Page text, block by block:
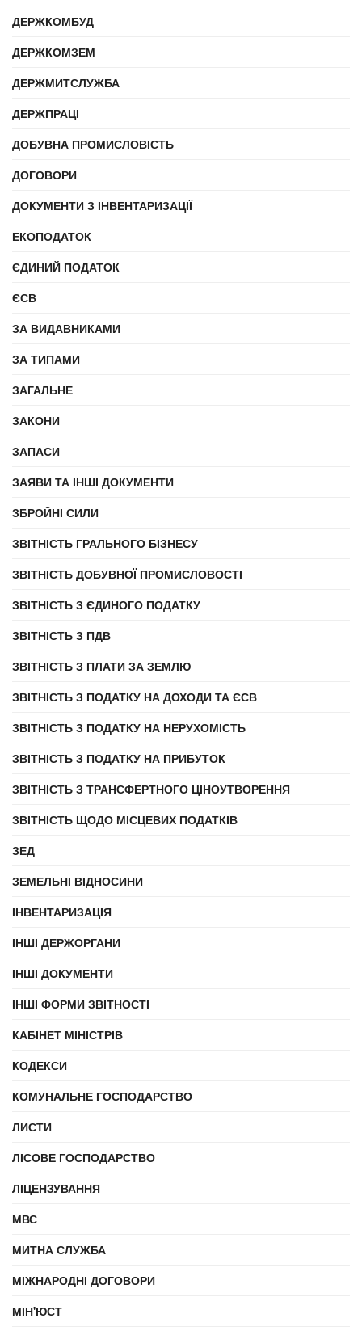
ДЕРЖКОМБУД
ДЕРЖКОМЗЕМ
ДЕРЖМИТСЛУЖБА
ДЕРЖПРАЦІ
ДОБУВНА ПРОМИСЛОВІСТЬ
ДОГОВОРИ
ДОКУМЕНТИ З ІНВЕНТАРИЗАЦІЇ
ЕКОПОДАТОК
ЄДИНИЙ ПОДАТОК
ЄСВ
ЗА ВИДАВНИКАМИ
ЗА ТИПАМИ
ЗАГАЛЬНЕ
ЗАКОНИ
ЗАПАСИ
ЗАЯВИ ТА ІНШІ ДОКУМЕНТИ
ЗБРОЙНІ СИЛИ
ЗВІТНІСТЬ ГРАЛЬНОГО БІЗНЕСУ
ЗВІТНІСТЬ ДОБУВНОЇ ПРОМИСЛОВОСТІ
ЗВІТНІСТЬ З ЄДИНОГО ПОДАТКУ
ЗВІТНІСТЬ З ПДВ
ЗВІТНІСТЬ З ПЛАТИ ЗА ЗЕМЛЮ
ЗВІТНІСТЬ З ПОДАТКУ НА ДОХОДИ ТА ЄСВ
ЗВІТНІСТЬ З ПОДАТКУ НА НЕРУХОМІСТЬ
ЗВІТНІСТЬ З ПОДАТКУ НА ПРИБУТОК
ЗВІТНІСТЬ З ТРАНСФЕРТНОГО ЦІНОУТВОРЕННЯ
ЗВІТНІСТЬ ЩОДО МІСЦЕВИХ ПОДАТКІВ
ЗЕД
ЗЕМЕЛЬНІ ВІДНОСИНИ
ІНВЕНТАРИЗАЦІЯ
ІНШІ ДЕРЖОРГАНИ
ІНШІ ДОКУМЕНТИ
ІНШІ ФОРМИ ЗВІТНОСТІ
КАБІНЕТ МІНІСТРІВ
КОДЕКСИ
КОМУНАЛЬНЕ ГОСПОДАРСТВО
ЛИСТИ
ЛІСОВЕ ГОСПОДАРСТВО
ЛІЦЕНЗУВАННЯ
МВС
МИТНА СЛУЖБА
МІЖНАРОДНІ ДОГОВОРИ
МІН'ЮСТ